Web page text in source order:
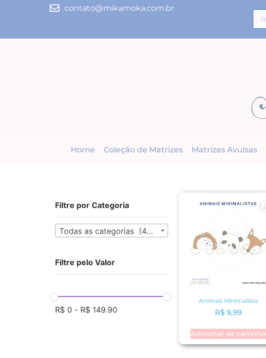
contato@mikamoka.com.br
Home Coleção de Matrizes Matrizes Avulsas
Filtre por Categoria
Todas as categorias (435)
Filtre pelo Valor
R$ 0 - R$ 149.90
Animais Minimalista
R$9,99
Adicionar ao carrinho